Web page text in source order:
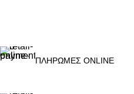
ΠΛΗΡΩΜΕΣ ONLINE